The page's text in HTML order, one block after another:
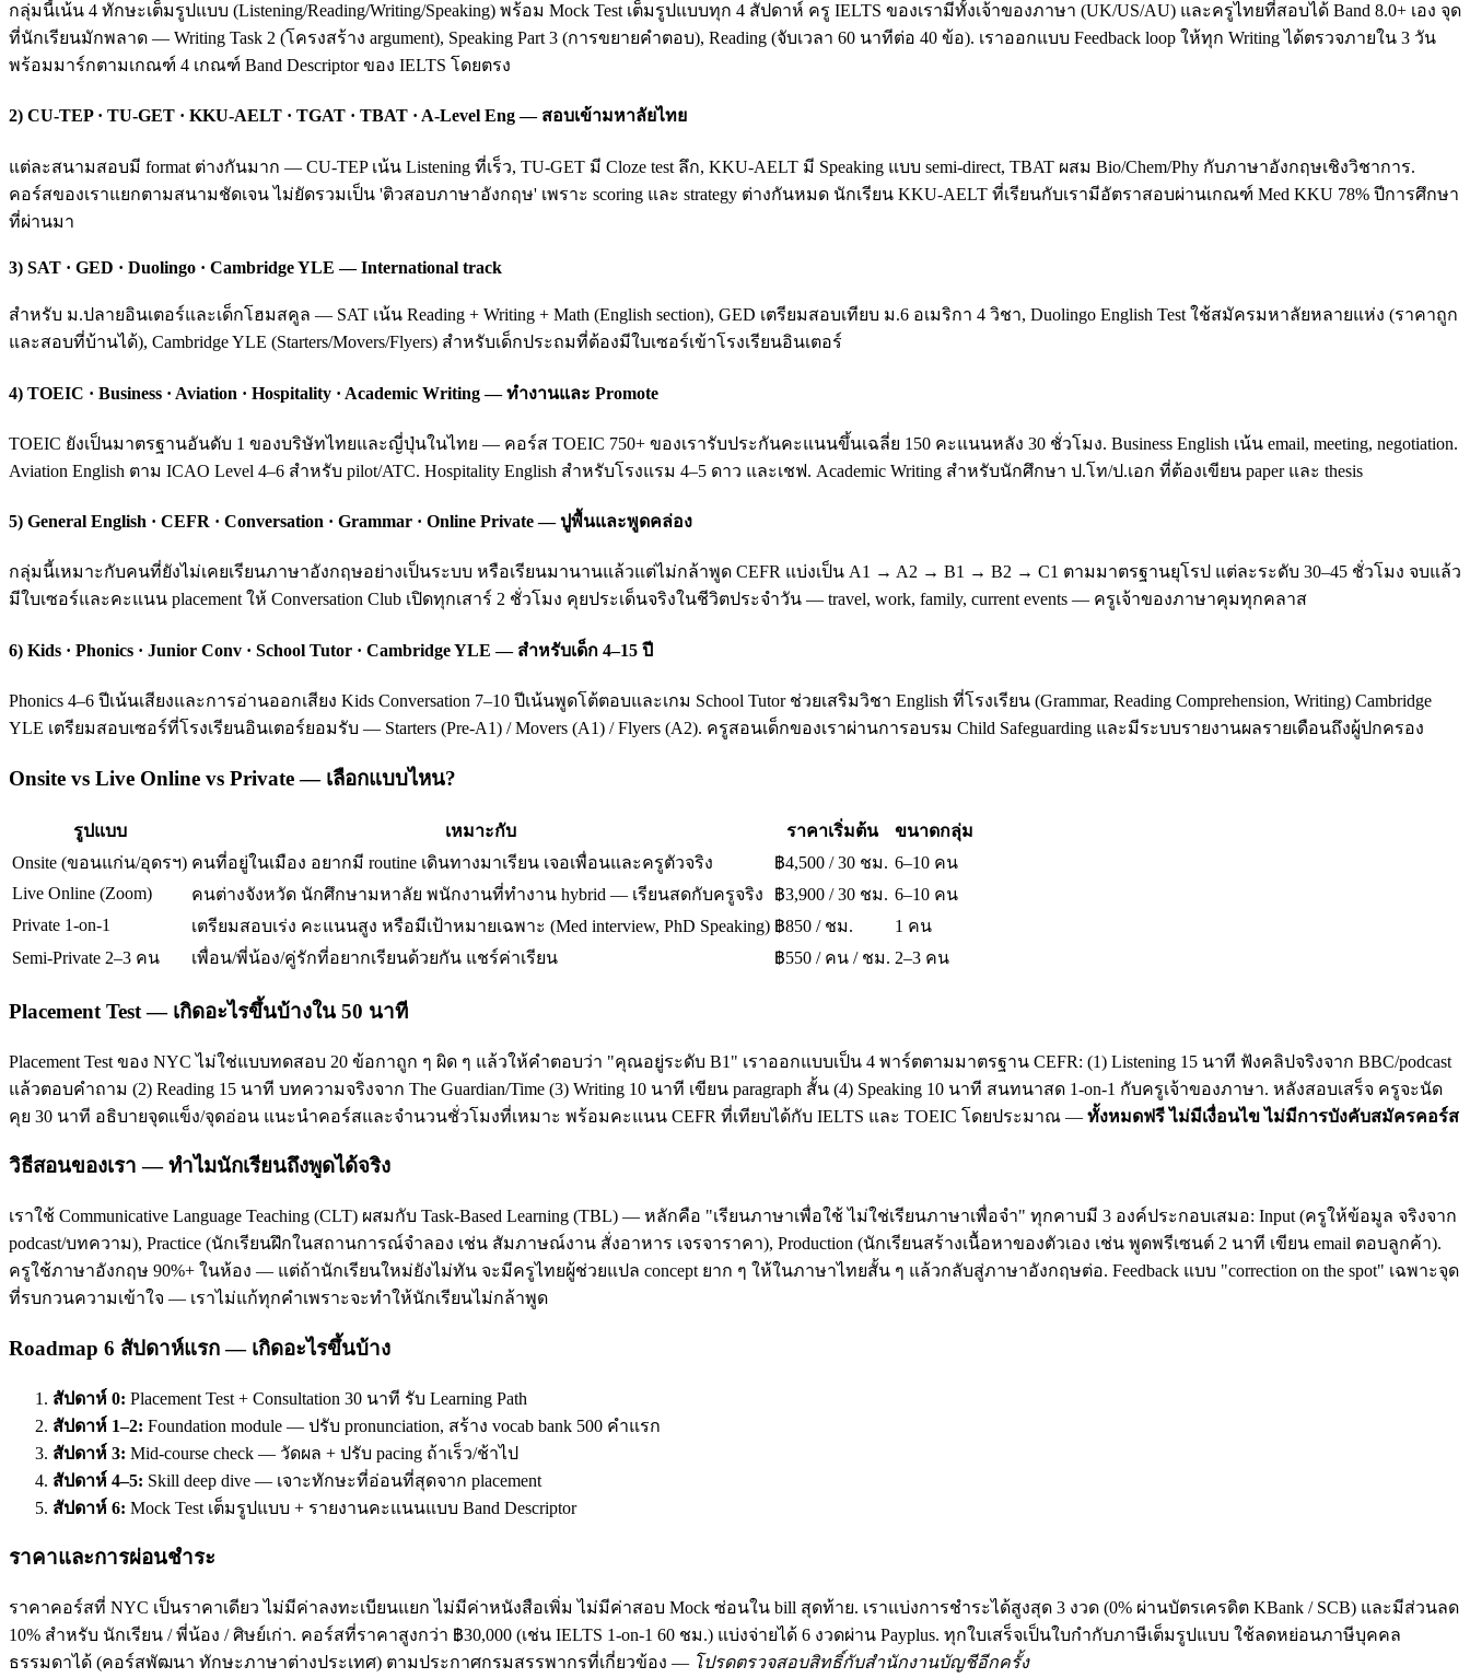
กลุ่มนี้เน้น 4 ทักษะเต็มรูปแบบ (Listening/Reading/Writing/Speaking) พร้อม Mock Test เต็มรูปแบบทุก 4 สัปดาห์ ครู IELTS ของเรามีทั้งเจ้าของภาษา (UK/US/AU) และครูไทยที่สอบได้ Band 8.0+ เอง จุด
ที่นักเรียนมักพลาด — Writing Task 2 (โครงสร้าง argument), Speaking Part 3 (การขยายคำตอบ), Reading (จับเวลา 60 นาทีต่อ 40 ข้อ). เราออกแบบ Feedback loop ให้ทุก Writing ได้ตรวจภายใน 3 วัน
พร้อมมาร์กตามเกณฑ์ 4 เกณฑ์ Band Descriptor ของ IELTS โดยตรง
2) CU-TEP · TU-GET · KKU-AELT · TGAT · TBAT · A-Level Eng — สอบเข้ามหาลัยไทย
แต่ละสนามสอบมี format ต่างกันมาก — CU-TEP เน้น Listening ที่เร็ว, TU-GET มี Cloze test ลึก, KKU-AELT มี Speaking แบบ semi-direct, TBAT ผสม Bio/Chem/Phy กับภาษาอังกฤษเชิงวิชาการ.
คอร์สของเราแยกตามสนามชัดเจน ไม่ยัดรวมเป็น 'ติวสอบภาษาอังกฤษ' เพราะ scoring และ strategy ต่างกันหมด นักเรียน KKU-AELT ที่เรียนกับเรามีอัตราสอบผ่านเกณฑ์ Med KKU 78% ปีการศึกษา
ที่ผ่านมา
3) SAT · GED · Duolingo · Cambridge YLE — International track
สำหรับ ม.ปลายอินเตอร์และเด็กโฮมสคูล — SAT เน้น Reading + Writing + Math (English section), GED เตรียมสอบเทียบ ม.6 อเมริกา 4 วิชา, Duolingo English Test ใช้สมัครมหาลัยหลายแห่ง (ราคาถูก
และสอบที่บ้านได้), Cambridge YLE (Starters/Movers/Flyers) สำหรับเด็กประถมที่ต้องมีใบเซอร์เข้าโรงเรียนอินเตอร์
4) TOEIC · Business · Aviation · Hospitality · Academic Writing — ทำงานและ Promote
TOEIC ยังเป็นมาตรฐานอันดับ 1 ของบริษัทไทยและญี่ปุ่นในไทย — คอร์ส TOEIC 750+ ของเรารับประกันคะแนนขึ้นเฉลี่ย 150 คะแนนหลัง 30 ชั่วโมง. Business English เน้น email, meeting, negotiation.
Aviation English ตาม ICAO Level 4–6 สำหรับ pilot/ATC. Hospitality English สำหรับโรงแรม 4–5 ดาว และเชฟ. Academic Writing สำหรับนักศึกษา ป.โท/ป.เอก ที่ต้องเขียน paper และ thesis
5) General English · CEFR · Conversation · Grammar · Online Private — ปูพื้นและพูดคล่อง
กลุ่มนี้เหมาะกับคนที่ยังไม่เคยเรียนภาษาอังกฤษอย่างเป็นระบบ หรือเรียนมานานแล้วแต่ไม่กล้าพูด CEFR แบ่งเป็น A1 → A2 → B1 → B2 → C1 ตามมาตรฐานยุโรป แต่ละระดับ 30–45 ชั่วโมง จบแล้ว
มีใบเซอร์และคะแนน placement ให้ Conversation Club เปิดทุกเสาร์ 2 ชั่วโมง คุยประเด็นจริงในชีวิตประจำวัน — travel, work, family, current events — ครูเจ้าของภาษาคุมทุกคลาส
6) Kids · Phonics · Junior Conv · School Tutor · Cambridge YLE — สำหรับเด็ก 4–15 ปี
Phonics 4–6 ปีเน้นเสียงและการอ่านออกเสียง Kids Conversation 7–10 ปีเน้นพูดโต้ตอบและเกม School Tutor ช่วยเสริมวิชา English ที่โรงเรียน (Grammar, Reading Comprehension, Writing) Cambridge
YLE เตรียมสอบเซอร์ที่โรงเรียนอินเตอร์ยอมรับ — Starters (Pre-A1) / Movers (A1) / Flyers (A2). ครูสอนเด็กของเราผ่านการอบรม Child Safeguarding และมีระบบรายงานผลรายเดือนถึงผู้ปกครอง
Onsite vs Live Online vs Private — เลือกแบบไหน?
รูปแบบ เหมาะกับ ราคาเริ่มต้น
ขนาดกลุ่ม
Onsite (ขอนแก่น/อุดรฯ) คนที่อยู่ในเมือง อยากมี routine เดินทางมาเรียน เจอเพื่อนและครูตัวจริง ฿4,500 / 30 ชม. 6–10 คน
Live Online (Zoom)
คนต่างจังหวัด นักศึกษามหาลัย พนักงานที่ทำงาน hybrid — เรียนสดกับครูจริง ฿3,900 / 30 ชม. 6–10 คน
Private 1-on-1
เตรียมสอบเร่ง คะแนนสูง หรือมีเป้าหมายเฉพาะ (Med interview, PhD Speaking) ฿850 / ชม.
1 คน
Semi-Private 2–3 คน
เพื่อน/พี่น้อง/คู่รักที่อยากเรียนด้วยกัน แชร์ค่าเรียน ฿550 / คน / ชม. 2–3 คน
Placement Test — เกิดอะไรขึ้นบ้างใน 50 นาที
Placement Test ของ NYC ไม่ใช่แบบทดสอบ 20 ข้อกาถูก ๆ ผิด ๆ แล้วให้คำตอบว่า "คุณอยู่ระดับ B1" เราออกแบบเป็น 4 พาร์ตตามมาตรฐาน CEFR: (1) Listening 15 นาที ฟังคลิปจริงจาก BBC/podcast
แล้วตอบคำถาม (2) Reading 15 นาที บทความจริงจาก The Guardian/Time (3) Writing 10 นาที เขียน paragraph สั้น (4) Speaking 10 นาที สนทนาสด 1-on-1 กับครูเจ้าของภาษา. หลังสอบเสร็จ ครูจะนัด
คุย 30 นาที อธิบายจุดแข็ง/จุดอ่อน แนะนำคอร์สและจำนวนชั่วโมงที่เหมาะ พร้อมคะแนน CEFR ที่เทียบได้กับ IELTS และ TOEIC โดยประมาณ — ทั้งหมดฟรี ไม่มีเงื่อนไข ไม่มีการบังคับสมัครคอร์ส
วิธีสอนของเรา — ทำไมนักเรียนถึงพูดได้จริง
เราใช้ Communicative Language Teaching (CLT) ผสมกับ Task-Based Learning (TBL) — หลักคือ "เรียนภาษาเพื่อใช้ ไม่ใช่เรียนภาษาเพื่อจำ" ทุกคาบมี 3 องค์ประกอบเสมอ: Input (ครูให้ข้อมูล จริงจาก
podcast/บทความ), Practice (นักเรียนฝึกในสถานการณ์จำลอง เช่น สัมภาษณ์งาน สั่งอาหาร เจรจาราคา), Production (นักเรียนสร้างเนื้อหาของตัวเอง เช่น พูดพรีเซนต์ 2 นาที เขียน email ตอบลูกค้า).
ครูใช้ภาษาอังกฤษ 90%+ ในห้อง — แต่ถ้านักเรียนใหม่ยังไม่ทัน จะมีครูไทยผู้ช่วยแปล concept ยาก ๆ ให้ในภาษาไทยสั้น ๆ แล้วกลับสู่ภาษาอังกฤษต่อ. Feedback แบบ "correction on the spot" เฉพาะจุด
ที่รบกวนความเข้าใจ — เราไม่แก้ทุกคำเพราะจะทำให้นักเรียนไม่กล้าพูด
Roadmap 6 สัปดาห์แรก — เกิดอะไรขึ้นบ้าง
สัปดาห์ 0: Placement Test + Consultation 30 นาที รับ Learning Path
สัปดาห์ 1–2: Foundation module — ปรับ pronunciation, สร้าง vocab bank 500 คำแรก
สัปดาห์ 3: Mid-course check — วัดผล + ปรับ pacing ถ้าเร็ว/ช้าไป
สัปดาห์ 4–5: Skill deep dive — เจาะทักษะที่อ่อนที่สุดจาก placement
สัปดาห์ 6: Mock Test เต็มรูปแบบ + รายงานคะแนนแบบ Band Descriptor
ราคาและการผ่อนชำระ
ราคาคอร์สที่ NYC เป็นราคาเดียว ไม่มีค่าลงทะเบียนแยก ไม่มีค่าหนังสือเพิ่ม ไม่มีค่าสอบ Mock ซ่อนใน bill สุดท้าย. เราแบ่งการชำระได้สูงสุด 3 งวด (0% ผ่านบัตรเครดิต KBank / SCB) และมีส่วนลด
10% สำหรับ นักเรียน / พี่น้อง / ศิษย์เก่า. คอร์สที่ราคาสูงกว่า ฿30,000 (เช่น IELTS 1-on-1 60 ชม.) แบ่งจ่ายได้ 6 งวดผ่าน Payplus. ทุกใบเสร็จเป็นใบกำกับภาษีเต็มรูปแบบ ใช้ลดหย่อนภาษีบุคคล
ธรรมดาได้ (คอร์สพัฒนา ทักษะภาษาต่างประเทศ) ตามประกาศกรมสรรพากรที่เกี่ยวข้อง — โปรดตรวจสอบสิทธิ์กับสำนักงานบัญชีอีกครั้ง